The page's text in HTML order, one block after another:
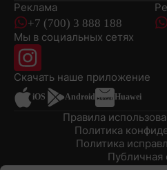
Реклама
+7 (700) 3 888 188
Мы в социальных сетях
Скачать наше приложение
iOS Android Huawei
Публичная
Политика
Политика
Правила